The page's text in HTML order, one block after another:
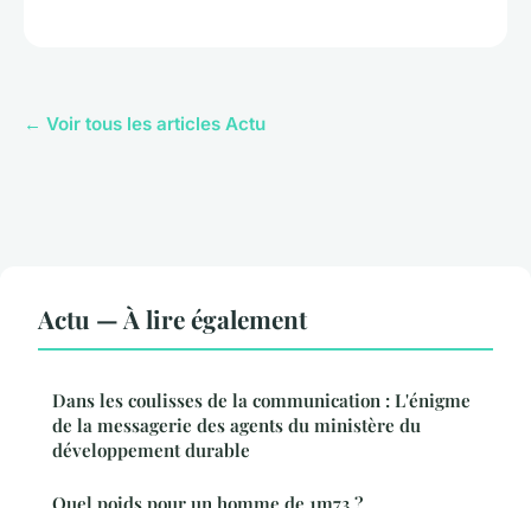
← Voir tous les articles Actu
Actu — À lire également
Dans les coulisses de la communication : L'énigme
de la messagerie des agents du ministère du
développement durable